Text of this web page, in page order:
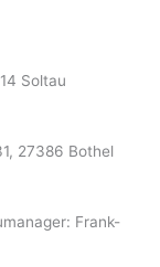
Soltau
27386 Bothel
Frank-